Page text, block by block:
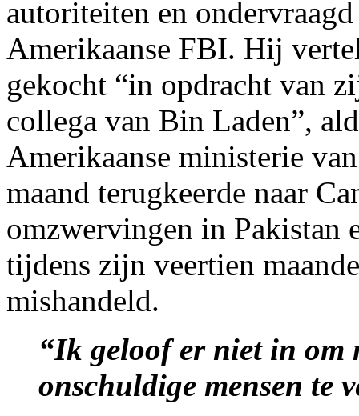
autoriteiten en
Amerikaanse FBI. Hij
gekocht “in opdracht van
collega van Bin Laden”,
Amerikaanse ministerie
maand terugkeerde naar
omzwervingen in Pakistan
tijdens zijn veertien
mishandeld.
“Ik geloof er niet in om
onschuldige mensen te